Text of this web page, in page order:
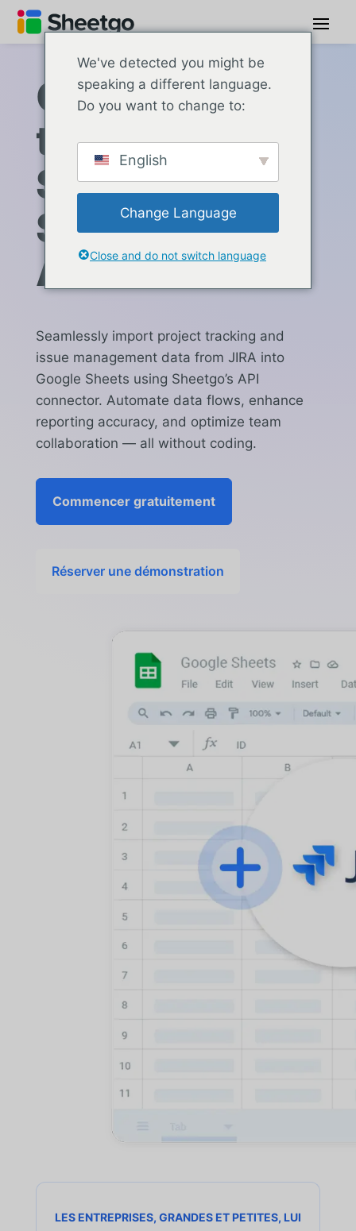
Connect JIRA
to Google
Sheets with
Sheetgo via
API
Seamlessly import project tracking and
issue management data from JIRA into
Google Sheets using Sheetgo’s API
connector. Automate data flows, enhance
reporting accuracy, and optimize team
collaboration — all without coding.
Commencer gratuitement
Réserver une démonstration
LES ENTREPRISES, GRANDES ET PETITES, LUI
We've detected you might be
speaking a different language.
Do you want to change to:
English
Change Language
Close and do not switch language